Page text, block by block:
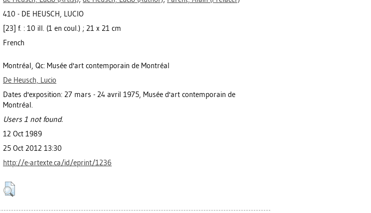
410 - DE HEUSCH, LUCIO
[23] f. : 10 ill. (1 en coul.) ; 21 x 21 cm
French
Montréal, Qc: Musée d'art contemporain de Montréal
De Heusch, Lucio
Dates d'exposition: 27 mars - 24 avril 1975, Musée d'art contemporain de
Montréal.
Users 1 not found.
12 Oct 1989
25 Oct 2012 13:30
http://e-artexte.ca/id/eprint/1236